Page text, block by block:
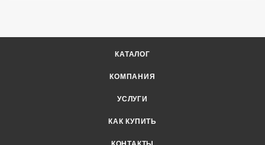
КАТАЛОГ
КОМПАНИЯ
УСЛУГИ
КАК КУПИТЬ